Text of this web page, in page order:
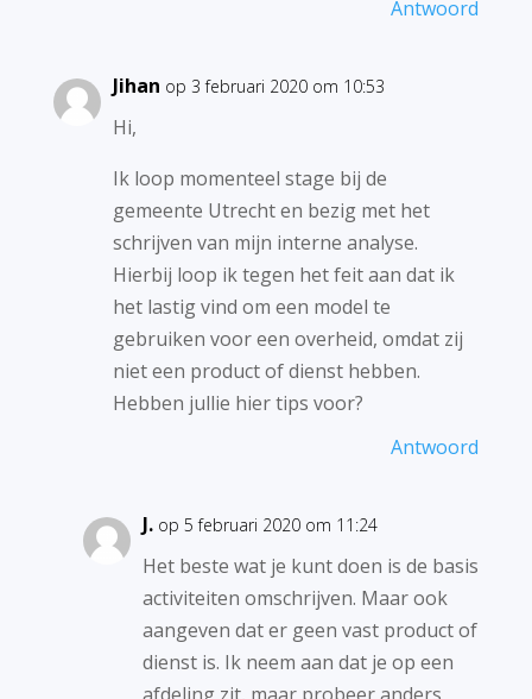
Antwoord
Jihan op 3 februari 2020 om 10:53
Hi,
Ik loop momenteel stage bij de
gemeente Utrecht en bezig met het
schrijven van mijn interne analyse.
Hierbij loop ik tegen het feit aan dat ik
het lastig vind om een model te
gebruiken voor een overheid, omdat zij
niet een product of dienst hebben.
Hebben jullie hier tips voor?
Antwoord
J. op 5 februari 2020 om 11:24
Het beste wat je kunt doen is de basis
activiteiten omschrijven. Maar ook
aangeven dat er geen vast product of
dienst is. Ik neem aan dat je op een